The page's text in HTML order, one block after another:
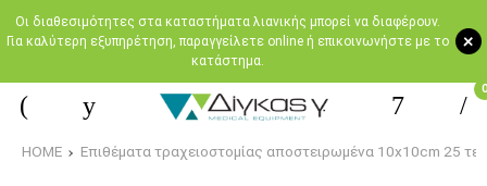
+
Oι διαθεσιμότητες στα καταστήματα λιανικής μπορεί να διαφέρουν.
Για καλύτερη εξυπηρέτηση, παραγγείλετε online ή επικοινωνήστε με το
κατάστημα.
0
HOME Επιθέματα τραχειοστομίας αποστειρωμένα 10x10cm 25